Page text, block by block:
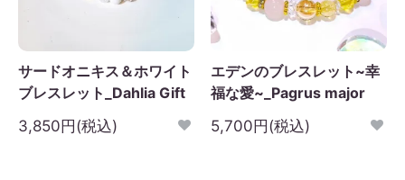
サードオニキス＆ホワイト
ブレスレット_Dahlia Gift
3,850円(税込)
エデンのブレスレット~幸
福な愛~_Pagrus major
5,700円(税込)